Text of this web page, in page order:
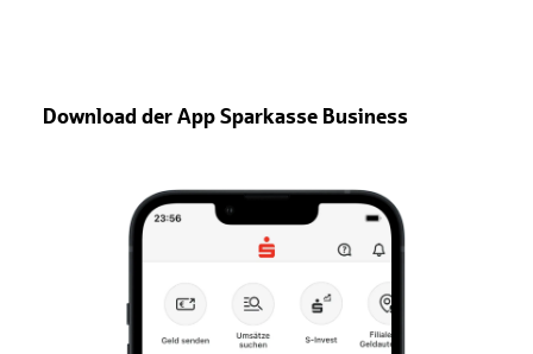
Download der App Sparkasse Business